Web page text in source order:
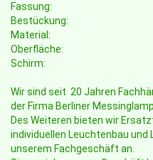
Fassung:
Bestückung:
Material:
Oberfläche:
Schirm:
Wir sind seit 20 Jahren
der Firma Berliner
Des Weiteren bieten wir
individuellen Leuchtenbau
unserem Fachgeschäft an.